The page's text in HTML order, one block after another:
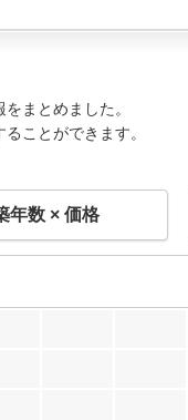
まとめました。
ことができます。
年数 × 価格